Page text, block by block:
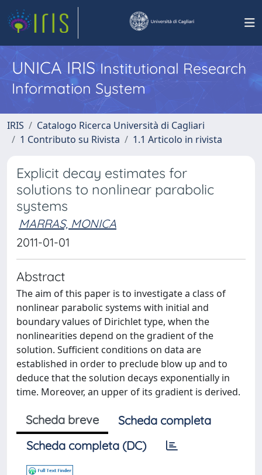
UNICA IRISInstitutional Research
Information System
IRIS
Catalogo Ricerca Università di Cagliari
1 Contributo su Rivista
1.1 Articolo in rivista
Explicit decay estimates for
solutions to nonlinear parabolic
systems
MARRAS, MONICA
2011-01-01
Abstract
The aim of this paper is to investigate a class of
nonlinear parabolic systems with initial and
boundary values of Dirichlet type, when the
nonlinearities depend on the gradient of the
solution. Sufficient conditions on data are
established in order to preclude blow up and to
deduce that the solution decays exponentially in
time. Moreover, an upper of its gradient is derived.
Scheda breve
Scheda completa
Scheda completa (DC)